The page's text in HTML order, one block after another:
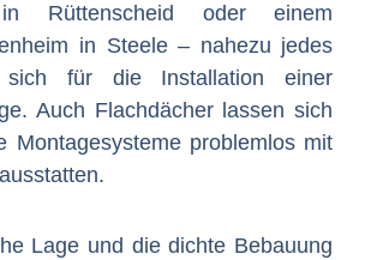
in Rüttenscheid oder einem
in Steele – nahezu jedes
sich für die Installation einer
Auch Flachdächer lassen sich
Montagesysteme problemlos mit
Lage und die dichte Bebauung